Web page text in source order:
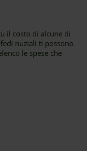
il costo di alcune di
nuziali ti possono
le spese che